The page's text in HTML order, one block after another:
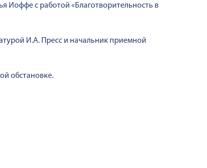
Иоффе с работой «Благотворительность в
И.А. Пресс и начальник приемной
обстановке.